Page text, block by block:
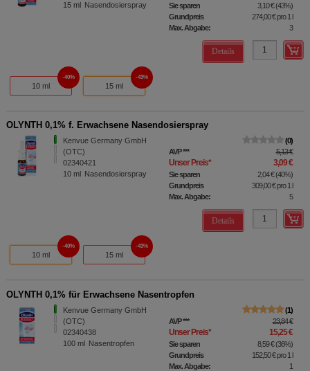
15 ml Nasendosierspray Sie sparen 3,10 €(43%)
Grundpreis
274,00 €pro 1 l
Max. Abgabe:
3
Details
10 ml
40%
15 ml
43%
OLYNTH 0,1% f. Erwachsene Nasendosierspray
Kenvue Germany GmbH
(OTC)
02340421
10 ml Nasendosierspray
0
AVP*** 5,13 €
Unser Preis* 3,09 €
Sie sparen 2,04 €(40%)
Grundpreis
309,00 €pro 1 l
Max. Abgabe:
5
Details
10 ml
40%
15 ml
43%
OLYNTH 0,1% für Erwachsene Nasentropfen
Kenvue Germany GmbH
(OTC)
02340438
100 ml Nasentropfen
1
AVP*** 23,84 €
Unser Preis* 15,25 €
Sie sparen 8,59 €(36%)
Grundpreis
152,50 €pro 1 l
Max. Abgabe:
1